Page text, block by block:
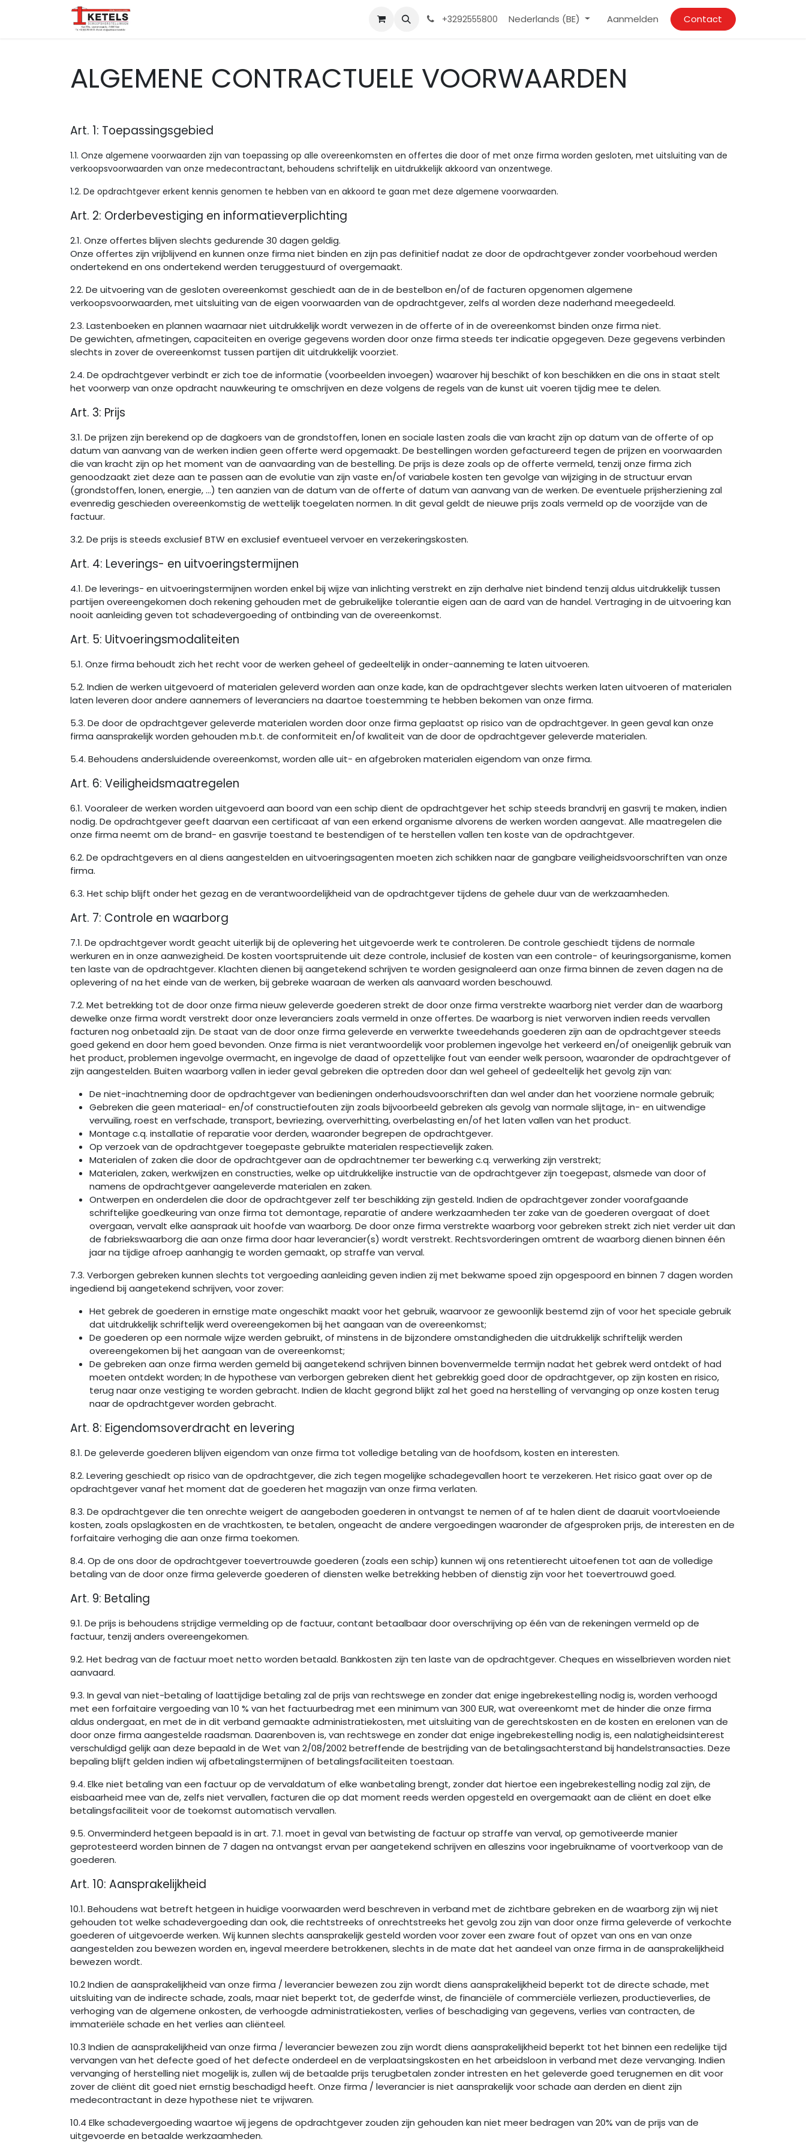
Overslaan naar inhoud
+3292555800 Nederlands (BE) Aanmelden Contact
ALGEMENE CONTRACTUELE VOORWAARDEN
Art. 1: Toepassingsgebied
1.1. Onze algemene voorwaarden zijn van toepassing op alle overeenkomsten en offertes die door of met onze firma worden gesloten, met uitsluiting van de
verkoopsvoorwaarden van onze​ medecontractant, behoudens schriftelijk en uitdrukkelijk akkoord van onzentwege.
1.2. De opdrachtgever erkent kennis genomen te hebben van en akkoord te gaan met deze algemene voorwaarden.
Art. 2: Orderbevestiging en informatieverplichting
2.1. Onze offertes blijven slechts gedurende 30 dagen geldig.
Onze offertes zijn vrijblijvend en kunnen onze firma niet binden en zijn pas definitief nadat ze door de opdrachtgever zonder voorbehoud werden
ondertekend en ons ondertekend werden teruggestuurd of overgemaakt.
2.2. De uitvoering van de gesloten overeenkomst geschiedt aan de in de bestelbon en/of de facturen opgenomen algemene
verkoopsvoorwaarden, met uitsluiting van de eigen voorwaarden van de opdrachtgever, zelfs al worden deze naderhand meegedeeld.
2.3. Lastenboeken en plannen waarnaar niet uitdrukkelijk wordt verwezen in de offerte of in de overeenkomst binden onze firma niet.
De gewichten, afmetingen, capaciteiten en overige gegevens worden door onze firma steeds ter indicatie opgegeven. Deze gegevens verbinden
slechts in zover de overeenkomst tussen partijen dit uitdrukkelijk voorziet.
2.4. De opdrachtgever verbindt er zich toe de informatie (voorbeelden invoegen) waarover hij beschikt of kon beschikken en die ons in staat stelt
het voorwerp van onze opdracht nauwkeuring te omschrijven en deze volgens de regels van de kunst uit voeren tijdig mee te delen.
Art. 3: Prijs
3.1. De prijzen zijn berekend op de dagkoers van de grondstoffen, lonen en sociale lasten zoals die van kracht zijn op datum van de offerte of op
datum van aanvang van de werken indien geen offerte werd opgemaakt. De bestellingen worden gefactureerd tegen de prijzen en voorwaarden
die van kracht zijn op het moment van de aanvaarding van de bestelling. De prijs is deze zoals op de offerte vermeld, tenzij onze firma zich
genoodzaakt ziet deze aan te passen aan de evolutie van zijn vaste en/of variabele kosten ten gevolge van wijziging in de structuur ervan
(grondstoffen, lonen, energie, …) ten aanzien van de datum van de offerte of datum van aanvang van de werken. De eventuele prijsherziening zal
evenredig geschieden overeenkomstig de wettelijk toegelaten normen. In dit geval geldt de nieuwe prijs zoals vermeld op de voorzijde van de
factuur.
3.2. De prijs is steeds exclusief BTW en exclusief eventueel vervoer en verzekeringskosten.
Art. 4: Leverings- en uitvoeringstermijnen
4.1. De leverings- en uitvoeringstermijnen worden enkel bij wijze van inlichting verstrekt en zijn derhalve niet bindend tenzij aldus uitdrukkelijk tussen
partijen overeengekomen doch rekening gehouden met de gebruikelijke tolerantie eigen aan de aard van de handel. Vertraging in de uitvoering kan
nooit aanleiding geven tot schadevergoeding of ontbinding van de overeenkomst.
Art. 5: Uitvoeringsmodaliteiten
5.1. Onze firma behoudt zich het recht voor de werken geheel of gedeeltelijk in onder-aanneming te laten uitvoeren.
5.2. Indien de werken uitgevoerd of materialen geleverd worden aan onze kade, kan de opdrachtgever slechts werken laten uitvoeren of materialen
laten leveren door andere aannemers of leveranciers na daartoe toestemming te hebben bekomen van onze firma.
5.3. De door de opdrachtgever geleverde materialen worden door onze firma geplaatst op risico van de opdrachtgever. In geen geval kan onze
firma aansprakelijk worden gehouden m.b.t. de conformiteit en/of kwaliteit van de door de opdrachtgever geleverde materialen.
5.4. Behoudens andersluidende overeenkomst, worden alle uit- en afgebroken materialen eigendom van onze firma.
Art. 6: Veiligheidsmaatregelen
6.1. Vooraleer de werken worden uitgevoerd aan boord van een schip dient de opdrachtgever het schip steeds brandvrij en gasvrij te maken, indien
nodig. De opdrachtgever geeft daarvan een certificaat af van een erkend organisme alvorens de werken worden aangevat. Alle maatregelen die
onze firma neemt om de brand- en gasvrije toestand te bestendigen of te herstellen vallen ten koste van de opdrachtgever.
6.2. De opdrachtgevers en al diens aangestelden en uitvoeringsagenten moeten zich schikken naar de gangbare veiligheidsvoorschriften van onze
firma.
6.3. Het schip blijft onder het gezag en de verantwoordelijkheid van de opdrachtgever tijdens de gehele duur van de werkzaamheden.
Art. 7: Controle en waarborg
7.1. De opdrachtgever wordt geacht uiterlijk bij de oplevering het uitgevoerde werk te controleren. De controle geschiedt tijdens de normale
werkuren en in onze aanwezigheid. De kosten voortspruitende uit deze controle, inclusief de kosten van een controle- of keuringsorganisme, komen
ten laste van de opdrachtgever. Klachten dienen bij aangetekend schrijven te worden gesignaleerd aan onze firma binnen de zeven dagen na de
oplevering of na het einde van de werken, bij gebreke waaraan de werken als aanvaard worden beschouwd.
7.2. Met betrekking tot de door onze firma nieuw geleverde goederen strekt de door onze firma verstrekte waarborg niet verder dan de waarborg
dewelke onze firma wordt verstrekt door onze leveranciers zoals vermeld in onze offertes. De waarborg is niet verworven indien reeds vervallen
facturen nog onbetaald zijn. De staat van de door onze firma geleverde en verwerkte tweedehands goederen zijn aan de opdrachtgever steeds
goed gekend en door hem goed bevonden. Onze firma is niet verantwoordelijk voor problemen ingevolge het verkeerd en/of oneigenlijk gebruik van
het product, problemen ingevolge overmacht, en ingevolge de daad of opzettelijke fout van eender welk persoon, waaronder de opdrachtgever of
zijn aangestelden. Buiten waarborg vallen in ieder geval gebreken die optreden door dan wel geheel of gedeeltelijk het gevolg zijn van:
De niet-inachtneming door de opdrachtgever van bedieningen onderhoudsvoorschriften dan wel ander dan het voorziene normale gebruik;
Gebreken die geen materiaal- en/of constructiefouten zijn zoals bijvoorbeeld gebreken als gevolg van normale slijtage, in- en uitwendige
vervuiling, roest en verfschade, transport, bevriezing, oververhitting, overbelasting en/of het laten vallen van het product.
Montage c.q. installatie of reparatie voor derden, waaronder begrepen de opdrachtgever.
Op verzoek van de opdrachtgever toegepaste gebruikte materialen respectievelijk zaken.
Materialen of zaken die door de opdrachtgever aan de opdrachtnemer ter bewerking c.q. verwerking zijn verstrekt;
Materialen, zaken, werkwijzen en constructies, welke op uitdrukkelijke instructie van de opdrachtgever zijn toegepast, alsmede van door of
namens de opdrachtgever aangeleverde materialen en zaken.
Ontwerpen en onderdelen die door de opdrachtgever zelf ter beschikking zijn gesteld. Indien de opdrachtgever zonder voorafgaande
schriftelijke goedkeuring van onze firma tot demontage, reparatie of andere werkzaamheden ter zake van de goederen overgaat of doet
overgaan, vervalt elke aanspraak uit hoofde van waarborg. De door onze firma verstrekte waarborg voor gebreken strekt zich niet verder uit dan
de fabriekswaarborg die aan onze firma door haar leverancier(s) wordt verstrekt. Rechtsvorderingen omtrent de waarborg dienen binnen één
jaar na tijdige afroep aanhangig te worden gemaakt, op straffe van verval.
7.3. Verborgen gebreken kunnen slechts tot vergoeding aanleiding geven indien zij met bekwame spoed zijn opgespoord en binnen 7 dagen worden
ingediend bij aangetekend schrijven, voor zover:
Het gebrek de goederen in ernstige mate ongeschikt maakt voor het gebruik, waarvoor ze gewoonlijk bestemd zijn of voor het speciale gebruik
dat uitdrukkelijk schriftelijk werd overeengekomen bij het aangaan van de overeenkomst;
De goederen op een normale wijze werden gebruikt, of minstens in de bijzondere omstandigheden die uitdrukkelijk schriftelijk werden
overeengekomen bij het aangaan van de overeenkomst;
De gebreken aan onze firma werden gemeld bij aangetekend schrijven binnen bovenvermelde termijn nadat het gebrek werd ontdekt of had
moeten ontdekt worden; In de hypothese van verborgen gebreken dient het gebrekkig goed door de opdrachtgever, op zijn kosten en risico,
terug naar onze vestiging te worden gebracht. Indien de klacht gegrond blijkt zal het goed na herstelling of vervanging op onze kosten terug
naar de opdrachtgever worden gebracht.
Art. 8: Eigendomsoverdracht en levering
8.1. De geleverde goederen blijven eigendom van onze firma tot volledige betaling van de hoofdsom, kosten en interesten.
8.2. Levering geschiedt op risico van de opdrachtgever, die zich tegen mogelijke schadegevallen hoort te verzekeren. Het risico gaat over op de
opdrachtgever vanaf het moment dat de goederen het magazijn van onze firma verlaten.
8.3. De opdrachtgever die ten onrechte weigert de aangeboden goederen in ontvangst te nemen of af te halen dient de daaruit voortvloeiende
kosten, zoals opslagkosten en de vrachtkosten, te betalen, ongeacht de andere vergoedingen waaronder de afgesproken prijs, de interesten en de
forfaitaire verhoging die aan onze firma toekomen.
8.4. Op de ons door de opdrachtgever toevertrouwde goederen (zoals een schip) kunnen wij ons retentierecht uitoefenen tot aan de volledige
betaling van de door onze firma geleverde goederen of diensten welke betrekking hebben of dienstig zijn voor het toevertrouwd goed.
Art. 9: Betaling
9.1. De prijs is behoudens strijdige vermelding op de factuur, contant betaalbaar door overschrijving op één van de rekeningen vermeld op de
factuur, tenzij anders overeengekomen.
9.2. Het bedrag van de factuur moet netto worden betaald. Bankkosten zijn ten laste van de opdrachtgever. Cheques en wisselbrieven worden niet
aanvaard.
9.3. In geval van niet-betaling of laattijdige betaling zal de prijs van rechtswege en zonder dat enige ingebrekestelling nodig is, worden verhoogd
met een forfaitaire vergoeding van 10 % van het factuurbedrag met een minimum van 300 EUR, wat overeenkomt met de hinder die onze firma
aldus ondergaat, en met de in dit verband gemaakte administratiekosten, met uitsluiting van de gerechtskosten en de kosten en erelonen van de
door onze firma aangestelde raadsman. Daarenboven is, van rechtswege en zonder dat enige ingebrekestelling nodig is, een nalatigheidsinterest
verschuldigd gelijk aan deze bepaald in de Wet van 2/08/2002 betreffende de bestrijding van de betalingsachterstand bij handelstransacties. Deze
bepaling blijft gelden indien wij afbetalingstermijnen of betalingsfaciliteiten toestaan.
9.4. Elke niet betaling van een factuur op de vervaldatum of elke wanbetaling brengt, zonder dat hiertoe een ingebrekestelling nodig zal zijn, de
eisbaarheid mee van de, zelfs niet vervallen, facturen die op dat moment reeds werden opgesteld en overgemaakt aan de cliënt en doet elke
betalingsfaciliteit voor de toekomst automatisch vervallen.
9.5. Onverminderd hetgeen bepaald is in art. 7.1. moet in geval van betwisting de factuur op straffe van verval, op gemotiveerde manier
geprotesteerd worden binnen de 7 dagen na ontvangst ervan per aangetekend schrijven en alleszins voor ingebruikname of voortverkoop van de
goederen.
Art. 10: Aansprakelijkheid
10.1. Behoudens wat betreft hetgeen in huidige voorwaarden werd beschreven in verband met de zichtbare gebreken en de waarborg zijn wij niet
gehouden tot welke schadevergoeding dan ook, die rechtstreeks of onrechtstreeks het gevolg zou zijn van door onze firma geleverde of verkochte
goederen of uitgevoerde werken. Wij kunnen slechts aansprakelijk gesteld worden voor zover een zware fout of opzet van ons en van onze
aangestelden zou bewezen worden en, ingeval meerdere betrokkenen, slechts in de mate dat het aandeel van onze firma in de aansprakelijkheid
bewezen wordt.
10.2 Indien de aansprakelijkheid van onze firma / leverancier bewezen zou zijn wordt diens aansprakelijkheid beperkt tot de directe schade, met
uitsluiting van de indirecte schade, zoals, maar niet beperkt tot, de gederfde winst, de financiële of commerciële verliezen, productieverlies, de
verhoging van de algemene onkosten, de verhoogde administratiekosten, verlies of beschadiging van gegevens, verlies van contracten, de
immateriële schade en het verlies aan cliënteel.
10.3 Indien de aansprakelijkheid van onze firma / leverancier bewezen zou zijn wordt diens aansprakelijkheid beperkt tot het binnen een redelijke tijd
vervangen van het defecte goed of het defecte onderdeel en de verplaatsingskosten en het arbeidsloon in verband met deze vervanging. Indien
vervanging of herstelling niet mogelijk is, zullen wij de betaalde prijs terugbetalen zonder intresten en het geleverde goed terugnemen en dit voor
zover de cliënt dit goed niet ernstig beschadigd heeft. Onze firma / leverancier is niet aansprakelijk voor schade aan derden en dient zijn
medecontractant in deze hypothese niet te vrijwaren.
10.4 Elke schadevergoeding waartoe wij jegens de opdrachtgever zouden zijn gehouden kan niet meer bedragen van 20% van de prijs van de
uitgevoerde en betaalde werkzaamheden.